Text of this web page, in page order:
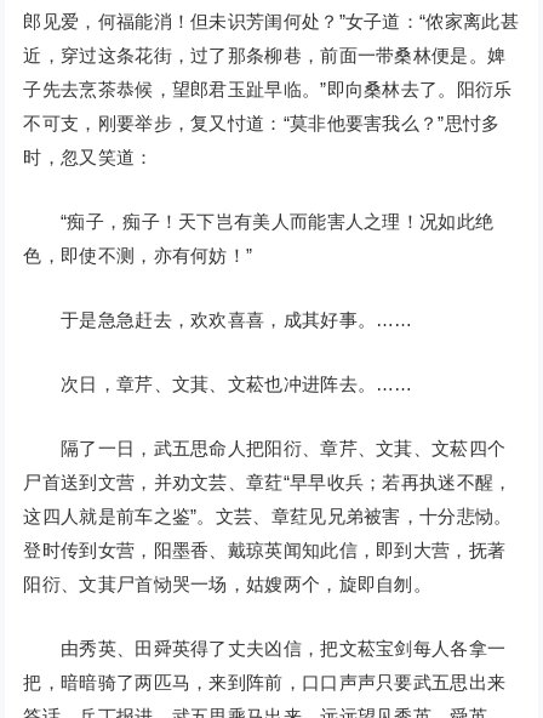
郎见爱，何福能消！但未识芳闺何处？”女子道：“侬家离此甚
近，穿过这条花街，过了那条柳巷，前面一带桑林便是。婢
子先去烹茶恭候，望郎君玉趾早临。”即向桑林去了。阳衍乐
不可支，刚要举步，复又忖道：“莫非他要害我么？”思忖多
时，忽又笑道：
“痴子，痴子！天下岂有美人而能害人之理！况如此绝
色，即使不测，亦有何妨！”
于是急急赶去，欢欢喜喜，成其好事。……
次日，章芹、文萁、文菘也冲进阵去。……
隔了一日，武五思命人把阳衍、章芹、文萁、文菘四个
尸首送到文营，并劝文芸、章荭“早早收兵；若再执迷不醒，
这四人就是前车之鉴”。文芸、章荭见兄弟被害，十分悲恸。
登时传到女营，阳墨香、戴琼英闻知此信，即到大营，抚著
阳衍、文萁尸首恸哭一场，姑嫂两个，旋即自刎。
由秀英、田舜英得了丈夫凶信，把文菘宝剑每人各拿一
把，暗暗骑了两匹马，来到阵前，口口声声只要武五思出来